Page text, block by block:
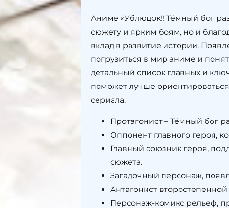
Аниме «Ублюдок!! Тёмный бог
сюжету и ярким боям, но и
вклад в развитие истории.
погрузиться в мир аниме и
детальный список главных и
поможет лучше
сериала.
Протагонист – Тёмный бог
Оппонент главного героя,
Главный союзник героя,
сюжета.
Загадочный персонаж,
Антагонист
Персонаж-комикс рельеф,